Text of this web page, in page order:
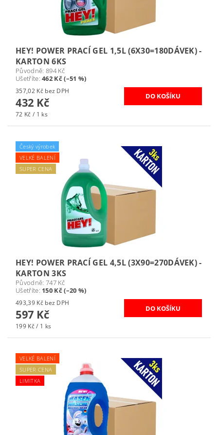
HEY! POWER PRACÍ GEL 1,5L (6X30=180DÁVEK) -
KARTON 6KS
Původně: 894 Kč
Ušetříte:462 Kč (–51 %)
357,02 Kč bez DPH
432 Kč
72 Kč / 1 ks
Český výrobek
VELKÉ BALENÍ
SUPER CENA
HEY! POWER PRACÍ GEL 4,5L (3X90=270DÁVEK) -
KARTON 3KS
Původně: 747 Kč
Ušetříte: 150 Kč (–20 %)
493,39 Kč bez DPH
597 Kč
199 Kč / 1 ks
VELKÉ BALENÍ
SUPER CENA
LIMITKA